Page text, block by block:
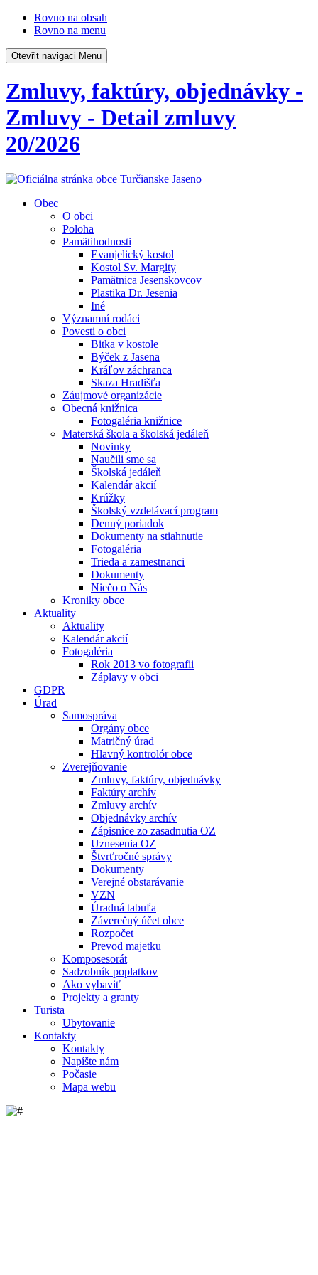
Rovno na obsah
Rovno na menu
Otevřit navigaci Menu
Zmluvy, faktúry, objednávky -
Zmluvy - Detail zmluvy
20/2026
Obec
O obci
Poloha
Pamätihodnosti
Evanjelický kostol
Kostol Sv. Margity
Pamätnica Jesenskovcov
Plastika Dr. Jesenia
Iné
Významní rodáci
Povesti o obci
Bitka v kostole
Býček z Jasena
Kráľov záchranca
Skaza Hradišťa
Záujmové organizácie
Obecná knižnica
Fotogaléria knižnice
Materská škola a školská jedáleň
Novinky
Naučili sme sa
Školská jedáleň
Kalendár akcií
Krúžky
Školský vzdelávací program
Denný poriadok
Dokumenty na stiahnutie
Fotogaléria
Trieda a zamestnanci
Dokumenty
Niečo o Nás
Kroniky obce
Aktuality
Aktuality
Kalendár akcií
Fotogaléria
Rok 2013 vo fotografii
Záplavy v obci
GDPR
Úrad
Samospráva
Orgány obce
Matričný úrad
Hlavný kontrolór obce
Zverejňovanie
Zmluvy, faktúry, objednávky
Faktúry archív
Zmluvy archív
Objednávky archív
Zápisnice zo zasadnutia OZ
Uznesenia OZ
Štvrťročné správy
Dokumenty
Verejné obstarávanie
VZN
Úradná tabuľa
Záverečný účet obce
Rozpočet
Prevod majetku
Komposesorát
Sadzobník poplatkov
Ako vybaviť
Projekty a granty
Turista
Ubytovanie
Kontakty
Kontakty
Napíšte nám
Počasie
Mapa webu